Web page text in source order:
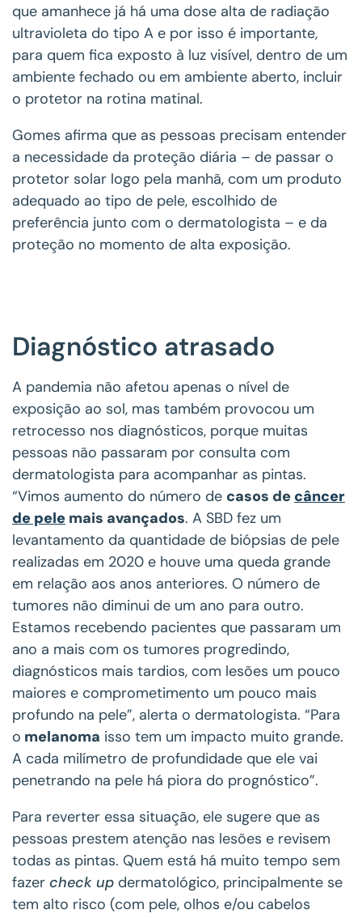
que amanhece já há uma dose alta de radiação
ultravioleta do tipo A e por isso é importante,
para quem fica exposto à luz visível, dentro de um
ambiente fechado ou em ambiente aberto, incluir
o protetor na rotina matinal.
Gomes afirma que as pessoas precisam entender
a necessidade da proteção diária – de passar o
protetor solar logo pela manhã, com um produto
adequado ao tipo de pele, escolhido de
preferência junto com o dermatologista – e da
proteção no momento de alta exposição.
Diagnóstico atrasado
A pandemia não afetou apenas o nível de
exposição ao sol, mas também provocou um
retrocesso nos diagnósticos, porque muitas
pessoas não passaram por consulta com
dermatologista para acompanhar as pintas.
“Vimos aumento do número de casos de câncer
de pele mais avançados. A SBD fez um
levantamento da quantidade de biópsias de pele
realizadas em 2020 e houve uma queda grande
em relação aos anos anteriores. O número de
tumores não diminui de um ano para outro.
Estamos recebendo pacientes que passaram um
ano a mais com os tumores progredindo,
diagnósticos mais tardios, com lesões um pouco
maiores e comprometimento um pouco mais
profundo na pele”, alerta o dermatologista. “Para
o melanoma isso tem um impacto muito grande.
A cada milímetro de profundidade que ele vai
penetrando na pele há piora do prognóstico”.
Para reverter essa situação, ele sugere que as
pessoas prestem atenção nas lesões e revisem
todas as pintas. Quem está há muito tempo sem
fazer check up dermatológico, principalmente se
tem alto risco (com pele, olhos e/ou cabelos